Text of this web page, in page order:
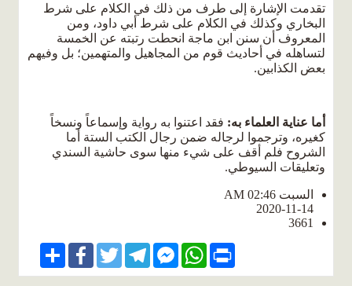
تقدمت الإشارة إلى طرف من ذلك في الكلام على شرط
البخاري وكذلك في الكلام على شرط أبي داود، ومن
المعروف أن سنن ابن ماجة انحطت رتبته عن الخمسة
لتساهله في أحاديث قوم من المجاهيل والمتهمين؛ بل وفيهم
بعض الكذابين.
أما عناية العلماء به: فقد اعتنوا به رواية وإسماعاً ونسخاً
كغيره، وترجموا لرجاله ضمن رجال الكتب الستة أما
الشروح فلم أقف على شيء منها سوى حاشية السندي
وتعليقات السيوطي.
السبت AM 02:46
2020-11-14
3661
ShareFacebookTwitter
TelegramFacebook
Messenger
WhatsApp Print